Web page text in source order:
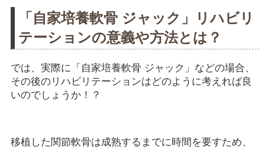
「自家培養軟骨 ジャック」リハビリ
テーションの意義や方法とは？
では、実際に「自家培養軟骨 ジャック」などの場合、
その後のリハビリテーションはどのように考えれば良
いのでしょうか！？
移植した関節軟骨は成熟するまでに時間を要すため、